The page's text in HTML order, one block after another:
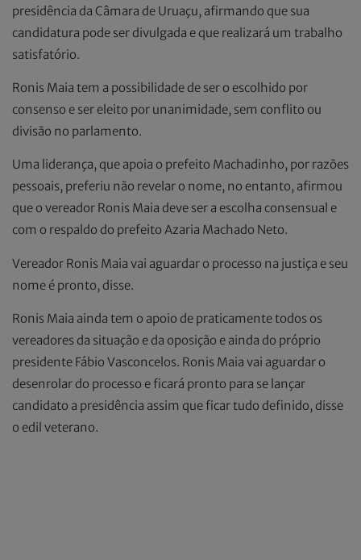
presidência da Câmara de Uruaçu, afirmando que sua
candidatura pode ser divulgada e que realizará um trabalho
satisfatório.
Ronis Maia tem a possibilidade de ser o escolhido por
consenso e ser eleito por unanimidade, sem conflito ou
divisão no parlamento.
Uma liderança, que apoia o prefeito Machadinho, por razões
pessoais, preferiu não revelar o nome, no entanto, afirmou
que o vereador Ronis Maia deve ser a escolha consensual e
com o respaldo do prefeito Azaria Machado Neto.
Vereador Ronis Maia vai aguardar o processo na justiça e seu
nome é pronto, disse.
Ronis Maia ainda tem o apoio de praticamente todos os
vereadores da situação e da oposição e ainda do próprio
presidente Fábio Vasconcelos. Ronis Maia vai aguardar o
desenrolar do processo e ficará pronto para se lançar
candidato a presidência assim que ficar tudo definido, disse
o edil veterano.